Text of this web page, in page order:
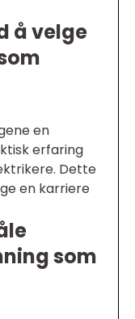
å velge
en
erfaring
Dette
en karriere
som